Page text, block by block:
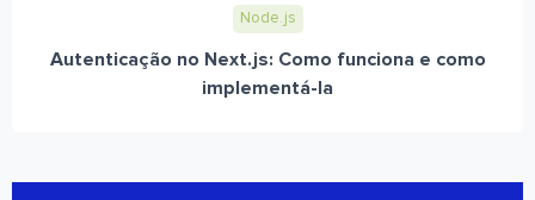
Node.js
Autenticação no Next.js: Como funciona e como
implementá-la